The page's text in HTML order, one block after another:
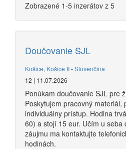
Zobrazené 1-5 inzerátov z 5
Doučovanie SJL
Košice, Košice II-Slovenčina
12 | 11.07.2026
Ponúkam doučovanie SJL pre
Poskytujem pracovný materiál,
individuálny prístup. Hodina
60) a stojí 15 eur. Učím u seba
záujmu ma kontaktujte
hodinách.